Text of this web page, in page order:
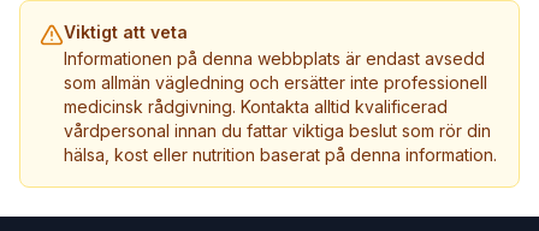
Viktigt att veta
Informationen på denna webbplats är endast avsedd
som allmän vägledning och ersätter inte professionell
medicinsk rådgivning. Kontakta alltid kvalificerad
vårdpersonal innan du fattar viktiga beslut som rör din
hälsa, kost eller nutrition baserat på denna information.